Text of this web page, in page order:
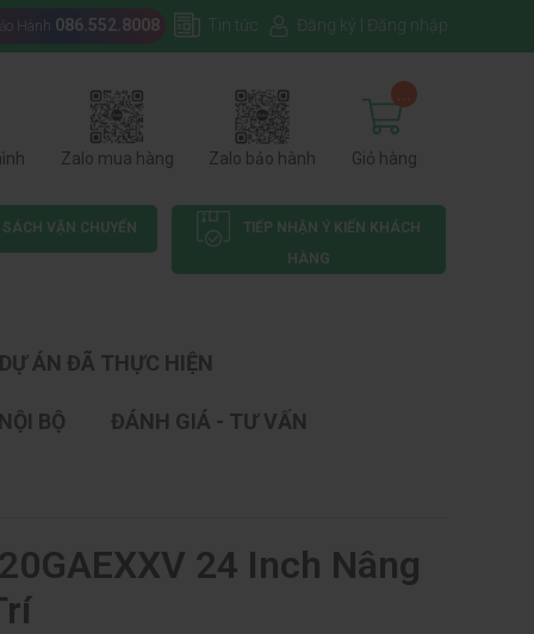
Hành 086.552.8008 Tin tức Đăng ký Đăng nhập
Zalo mua hàng Zalo bảo hành Giỏ hàng
VẬN CHUYỂN
TIẾP NHẬN Ý KIẾN KHÁCH
HÀNG
DỰ ÁN ĐÃ THỰC HIỆN
BỘ ĐÁNH GIÁ - TƯ VẤN
24 Inch Nâng